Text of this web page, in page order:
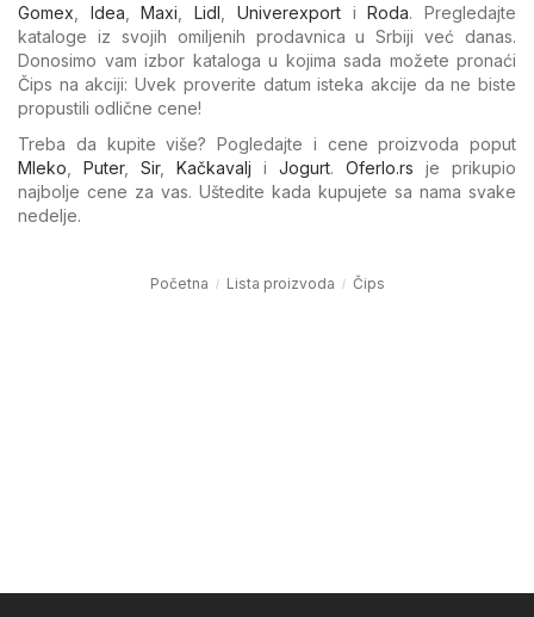
Gomex
Idea ,Maxi ,Lidl UniverexportiRoda. Pregledajte
kataloge iz svojih omiljenih prodavnica u Srbiji već danas.
Donosimo vam izbor kataloga u kojima sada možete pronaći
Čips na akciji: Uvek proverite datum isteka akcije da ne biste
propustili odlične cene!
Treba da kupite više? Pogledajte i cene proizvoda poput
Mleko
Puter, Sir, Kačkavalj i Jogurt. Oferlo.rs je prikupio
najbolje cene za vas. Uštedite kada kupujete sa nama svake
nedelje.
Početna Lista proizvoda Čips